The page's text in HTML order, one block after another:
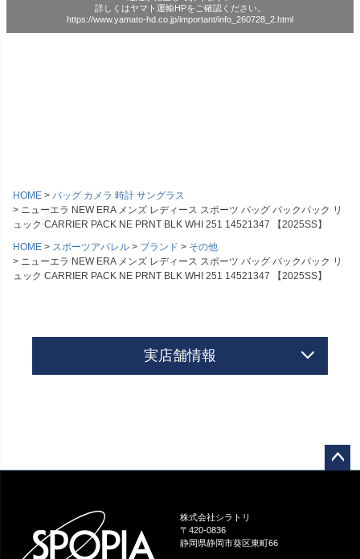
詳しくはヤマト運輸HPをご確認ください。
https://www.yamato-hd.co.jp/important/info_260728_2.html
HOME
バッグ カメラ 時計 サングラス
ニューエラ NEW ERA メンズ レディース スポーツ バッグ バックパック リ
ュック CARRIER PACK NE PRNT BLK WHI 251 14521347 【2025SS】
HOME
スポーツアパレル ブランド
その他
ニューエラ NEW ERA メンズ レディース スポーツ バッグ バックパック リ
ュック CARRIER PACK NE PRNT BLK WHI 251 14521347 【2025SS】
実店舗情報
株式会社シラトリ
〒420-0836
静岡県静岡市葵区東町66